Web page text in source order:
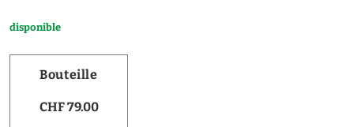
disponible
Bouteille
CHF 79.00